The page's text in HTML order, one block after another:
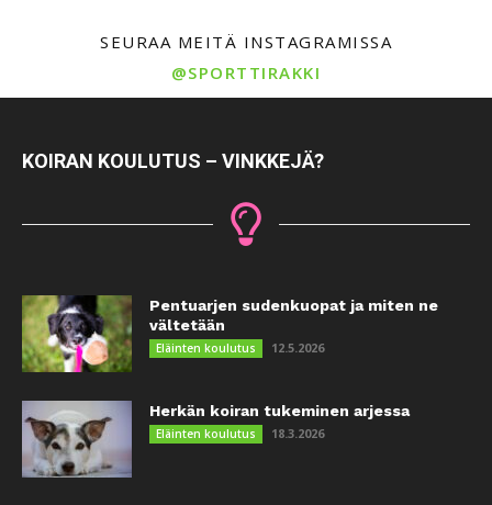
SEURAA MEITÄ INSTAGRAMISSA
@SPORTTIRAKKI
KOIRAN KOULUTUS – VINKKEJÄ?
Pentuarjen sudenkuopat ja miten ne
vältetään
Eläinten koulutus 12.5.2026
Herkän koiran tukeminen arjessa
Eläinten koulutus 18.3.2026